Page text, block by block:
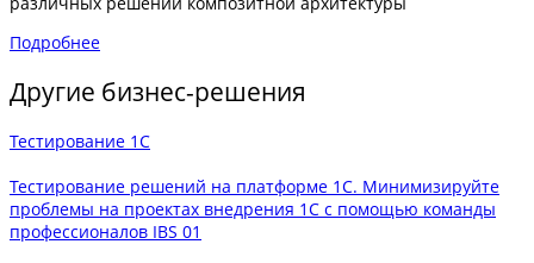
Подробнее
Другие бизнес-решения
Тестирование 1С
Тестирование решений на платформе 1С. Минимизируйте
проблемы на проектах внедрения 1С с помощью команды
профессионалов IBS 01